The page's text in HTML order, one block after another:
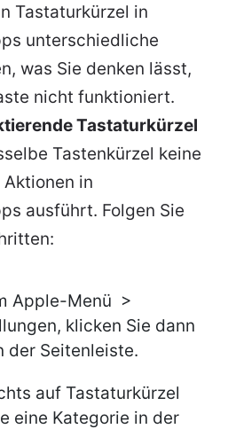
Tastaturkürzel in
unterschiedliche
was Sie denken lässt,
nicht funktioniert.
Tastaturkürzel
Tastenkürzel keine
in
ausführt. Folgen Sie
Apple-Menü >
klicken Sie dann
der Seitenleiste.
auf Tastaturkürzel
eine Kategorie in der